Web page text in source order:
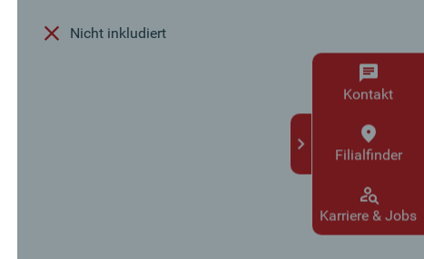
Nicht inkludiert
Kontakt
Filialfinder
Karriere & Jobs